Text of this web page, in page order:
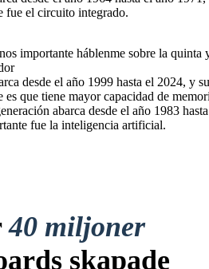
fue el circuito integrado.
importante háblenme sobre la quinta
desde el año 1999 hasta el 2024, y su
es que tiene mayor capacidad de
abarca desde el año 1983
fue la inteligencia artificial.
40 miljoner
skapade